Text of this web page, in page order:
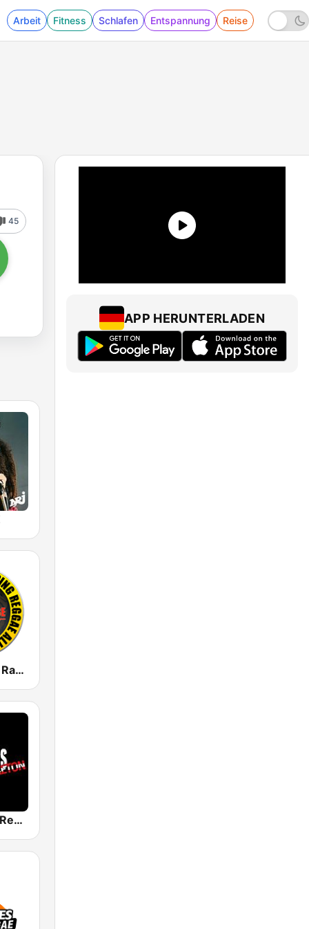
Arbeit Fitness Schlafen Entspannung Reise
45
Reggae Vibe Radio
Generations Reggaeton
APP HERUNTERLADEN